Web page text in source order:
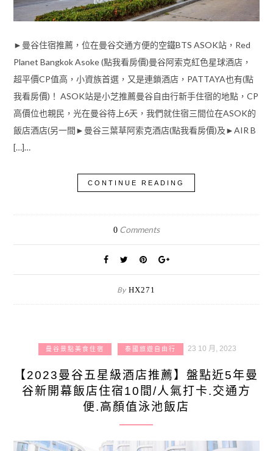
►曼谷住宿推薦，位在曼谷交通方便的空鐵BTS ASOK站，Red
Planet Bangkok Asoke (點我看房價)曼谷阿索克紅色星球酒店，
超平價CP值高，小資族首選，又是連鎖酒店，PATTAYA也有(點
我看房價)！ ASOK站是小芝推薦曼谷自由行新手住宿的地點，CP
高價位也親民，光在曼谷待上6天，我們就住宿三間位在ASOK的
飯店酒店(另一間►曼谷三葉草阿索克酒店(點我看房價)及►AIR B
[…]…
CONTINUE READING
0Comments
By HX271
曼谷景點美食住宿 泰國旅遊自由行 23 10 月, 2023
【2023曼谷五星級酒店推薦】盤點近5年曼
谷新開幕飯店住宿10間/人氣打卡.交通方
便.高顏值泳池飯店